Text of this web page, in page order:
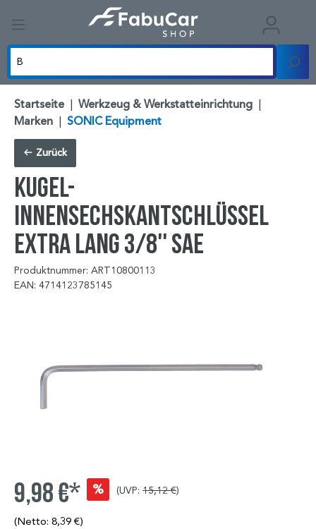
Startseite | Werkzeug & Werkstatteinrichtung |
Marken | SONIC Equipment
Zurück
Kugel-
Innensechskantschlüssel
extra lang 3/8'' SAE
Produktnummer: ART10800113
EAN: 4714123785145
9,98 €* % (UVP: 15,12 €)
(Netto: 8,39 €)